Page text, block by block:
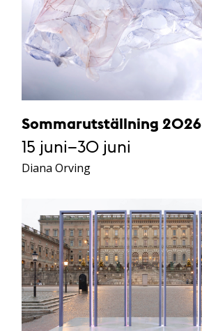
Sommarutställning 2026
15 juni–30 juni
Diana Orving